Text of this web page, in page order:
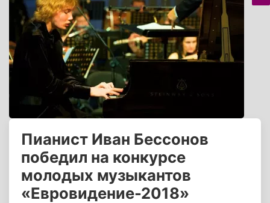
Пианист Иван Бессонов
победил на конкурсе
молодых музыкантов
«Евровидение-2018»